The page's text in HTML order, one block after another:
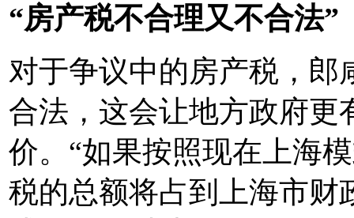
“房产税不合理又不合法”
对于争议中的房产税，郎
合法，这会让地方政府更
价。“如果按照现在上海
税的总额将占到上海市财